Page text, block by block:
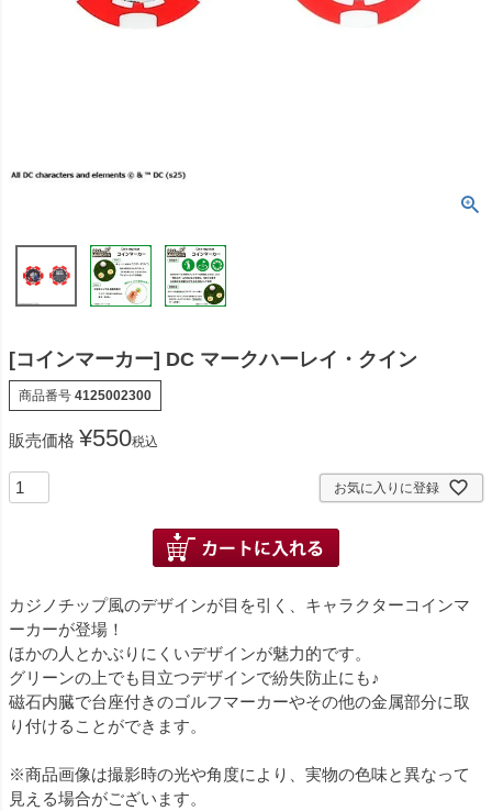
[コインマーカー] DC マークハーレイ・クイン
商品番号 4125002300
販売価格 ¥550税込
お気に入りに登録
カジノチップ風のデザインが目を引く、キャラクターコインマ
ーカーが登場！
ほかの人とかぶりにくいデザインが魅力的です。
グリーンの上でも目立つデザインで紛失防止にも♪
磁石内臓で台座付きのゴルフマーカーやその他の金属部分に取
り付けることができます。
※商品画像は撮影時の光や角度により、実物の色味と異なって
見える場合がございます。